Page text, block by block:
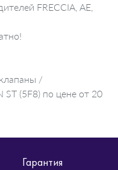
FRECCIA, AE,
/
(5F8) по цене от 20
Гарантия